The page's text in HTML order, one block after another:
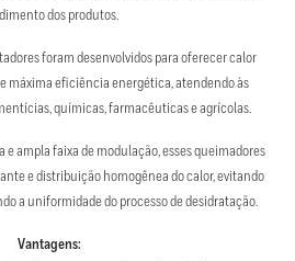
dos produtos.
foram desenvolvidos para oferecer calor
máxima eficiência energética, atendendo às
químicas, farmacêuticas e agrícolas.
ampla faixa de modulação, esses queimadores
e distribuição homogênea do calor, evitando
a uniformidade do processo de desidratação.
Vantagens: